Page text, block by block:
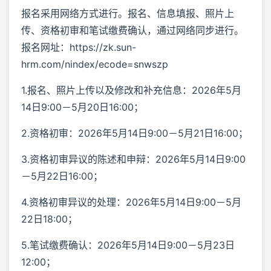
报名采用网络方式进行。报名、信息填报、照片上
传、资格初审和笔试缴费确认，通过网络同步进行。
报名网址：https://zk.sun-
hrm.com/nindex/ecode=snwszp
1.报名、照片上传以及修改和补充信息：2026年5月
14日9:00－5月20日16:00；
2.资格初审：2026年5月14日9:00－5月21日16:00；
3.资格初审异议的陈述和申辩：2026年5月14日9:00
－5月22日16:00；
4.资格初审异议的处理：2026年5月14日9:00－5月
22日18:00；
5.笔试缴费确认：2026年5月14日9:00－5月23日
12:00；